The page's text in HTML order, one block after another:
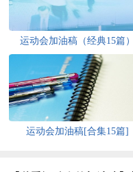
运动会加油稿（经典15篇）
运动会加油稿[合集15篇]